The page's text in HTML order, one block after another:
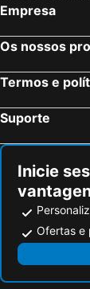
Deptak na
Stare Miasto
Smoleń Ski
Hard Rock
Ariel
Dolina
Fabryczna
Prądnik
Ulica
Colours of
Aleja
Empresa
Os nossos
Termos e
Suporte
Inicie
Ofertas e